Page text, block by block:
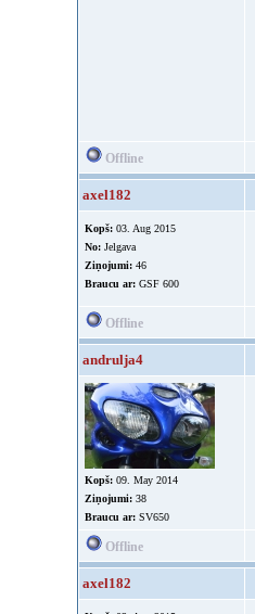
Offline
axel182
Kopš: 03. Aug 2015
No: Jelgava
Ziņojumi: 46
Braucu ar: GSF 600
Offline
andrulja4
Kopš: 09. May 2014
Ziņojumi: 38
Braucu ar: SV650
Offline
axel182